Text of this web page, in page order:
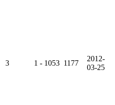
3 1 - 1053 1177
2012-
03-25